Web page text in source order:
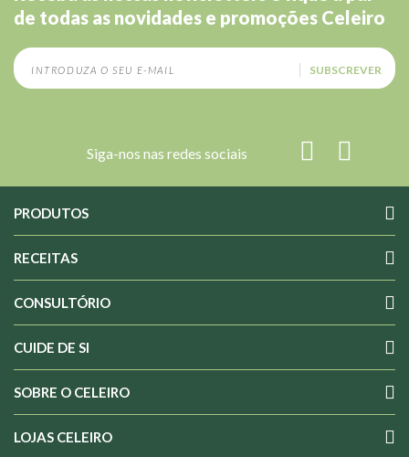
de todas as novidades e promoções Celeiro
SUBSCREVER
Siga-nos nas redes sociais
PRODUTOS
RECEITAS
CONSULTÓRIO
CUIDE DE SI
SOBRE O CELEIRO
LOJAS CELEIRO